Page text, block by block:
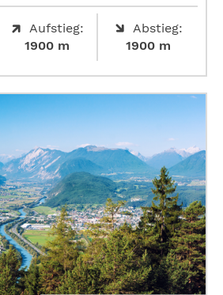
Aufstieg:
1900 m
Abstieg:
1900 m